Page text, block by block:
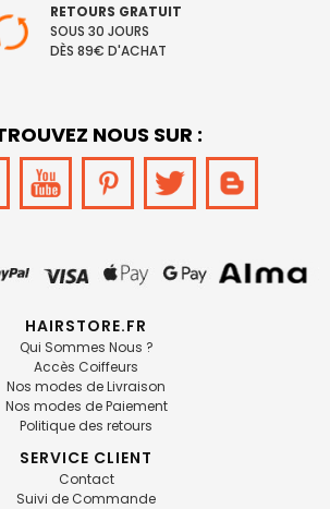
RETOURS GRATUIT
SOUS 30 JOURS
DÈS 89€ D'ACHAT
NOUS SUR :
HAIRSTORE.FR
Qui Sommes Nous ?
Accès Coiffeurs
Nos modes de Livraison
Nos modes de Paiement
Politique des retours
SERVICE CLIENT
Contact
Suivi de Commande